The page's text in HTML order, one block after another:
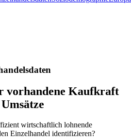
vorhandene Kaufkraft
wirtschaftlich lohnende
Einzelhandel identifizieren?